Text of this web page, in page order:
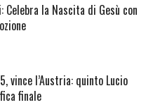
Celebra la Nascita di Gesù con
vince l’Austria: quinto Lucio
finale